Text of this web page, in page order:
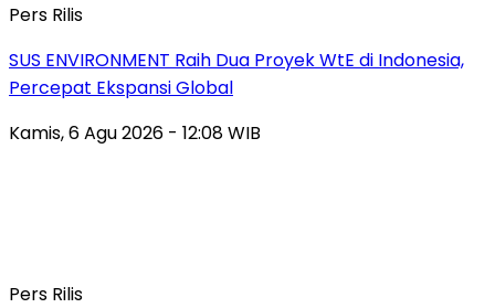
Pers Rilis
SUS ENVIRONMENT Raih Dua Proyek WtE di Indonesia,
Percepat Ekspansi Global
Kamis, 6 Agu 2026 - 12:08 WIB
Pers Rilis